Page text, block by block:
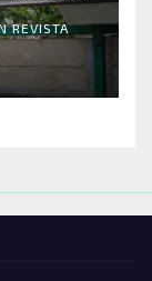
REVISTA